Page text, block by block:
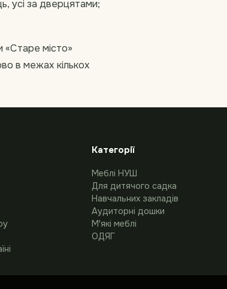
усі за дверцятами;
«Старе місто»
в межах кількох
Категорії
Меблі НУШ
Для дитячого садка
Навчальних закладів
Аудиторні дошки
М'які меблі
ОДЯГ